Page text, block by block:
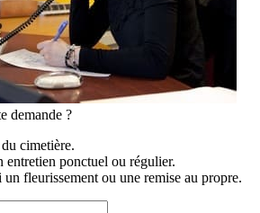
demande ?
cimetière.
entretien ponctuel ou régulier.
un fleurissement ou une remise au propre.